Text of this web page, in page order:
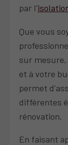
par l'
Que vous
sur mesure,
et à votre
permet
différentes
rénovation.
En faisant